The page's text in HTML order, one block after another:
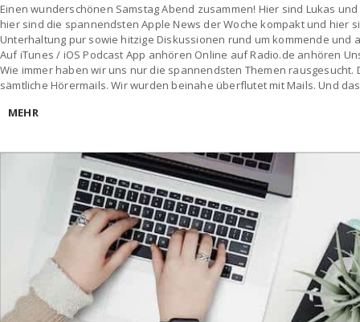
Einen wunderschönen Samstag Abend zusammen! Hier sind Lukas
hier sind die spannendsten Apple News der Woche kompakt und hier
Unterhaltung pur sowie hitzige Diskussionen rund um kommende und
Auf iTunes / iOS Podcast App anhören Online auf Radio.de anhören
Wie immer haben wir uns nur die spannendsten Themen rausgesucht.
sämtliche Hörermails. Wir wurden beinahe überflutet mit Mails. Und
MEHR